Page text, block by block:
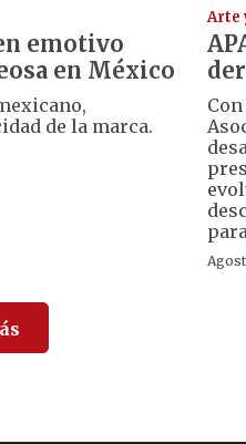
emotivo
en México
de la marca.
Arte